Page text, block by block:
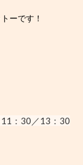
ーです！
：30／13：30